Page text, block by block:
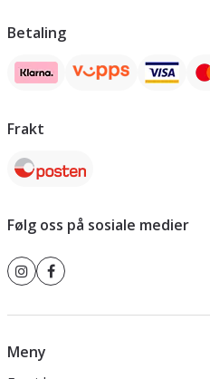
Betaling
Frakt
Følg oss på sosiale medier
Meny